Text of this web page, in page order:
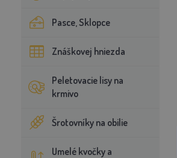
Pasce, Sklopce
Znáškovej hniezda
Peletovacie lisy na
krmivo
Šrotovníky na obilie
Umelé kvočky a